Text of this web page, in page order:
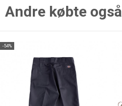
Andre købte også
-54%